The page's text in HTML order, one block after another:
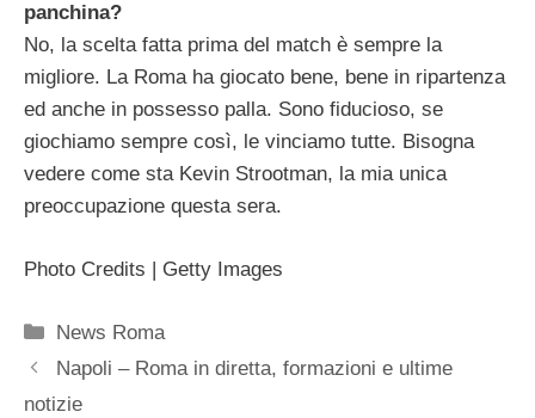
panchina?
No, la scelta fatta prima del match è sempre la
migliore. La Roma ha giocato bene, bene in ripartenza
ed anche in possesso palla. Sono fiducioso, se
giochiamo sempre così, le vinciamo tutte. Bisogna
vedere come sta Kevin Strootman, la mia unica
preoccupazione questa sera.
Photo Credits | Getty Images
Categorie
News Roma
Napoli – Roma in diretta, formazioni e ultime
notizie